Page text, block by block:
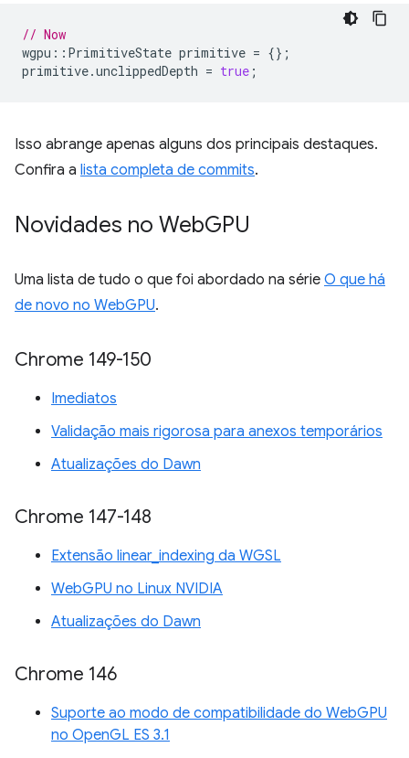
// Now
wgpu :: PrimitiveState primitive = {};
primitive.unclippedDepth = true ;
Isso abrange apenas alguns dos principais destaques.
Confira a lista completa de commits.
Novidades no WebGPU
Uma lista de tudo o que foi abordado na série O que há
de novo no WebGPU.
Chrome 149-150
Imediatos
Validação mais rigorosa para anexos temporários
Atualizações do Dawn
Chrome 147-148
Extensão linear_indexing da WGSL
WebGPU no Linux NVIDIA
Atualizações do Dawn
Chrome 146
Suporte ao modo de compatibilidade do WebGPU
no OpenGL ES 3.1